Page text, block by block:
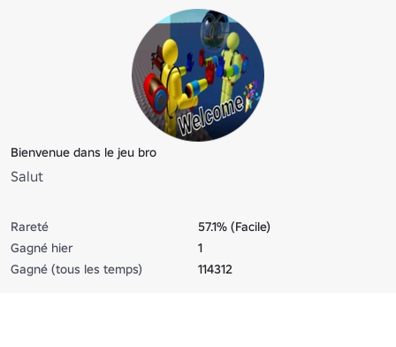
Bienvenue dans le jeu bro
Salut
Rareté
57.1% (Facile)
Gagné hier
1
Gagné (tous les temps)
114312